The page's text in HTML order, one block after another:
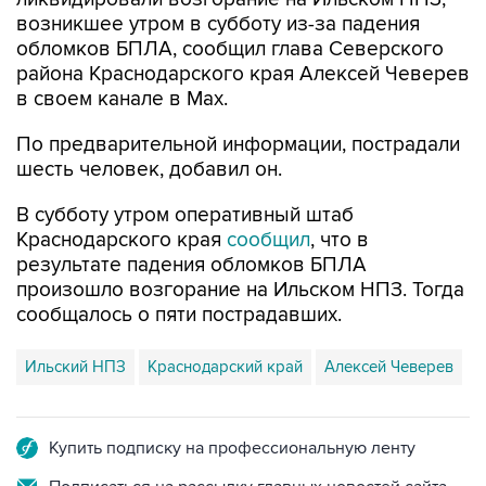
возникшее утром в субботу из-за падения
обломков БПЛА, сообщил глава Северского
района Краснодарского края Алексей Чеверев
в своем канале в Max.
По предварительной информации, пострадали
шесть человек, добавил он.
В субботу утром оперативный штаб
Краснодарского края сообщил, что в
результате падения обломков БПЛА
произошло возгорание на Ильском НПЗ. Тогда
сообщалось о пяти пострадавших.
Ильский НПЗ Краснодарский край Алексей Чеверев
Купить подписку на профессиональную ленту